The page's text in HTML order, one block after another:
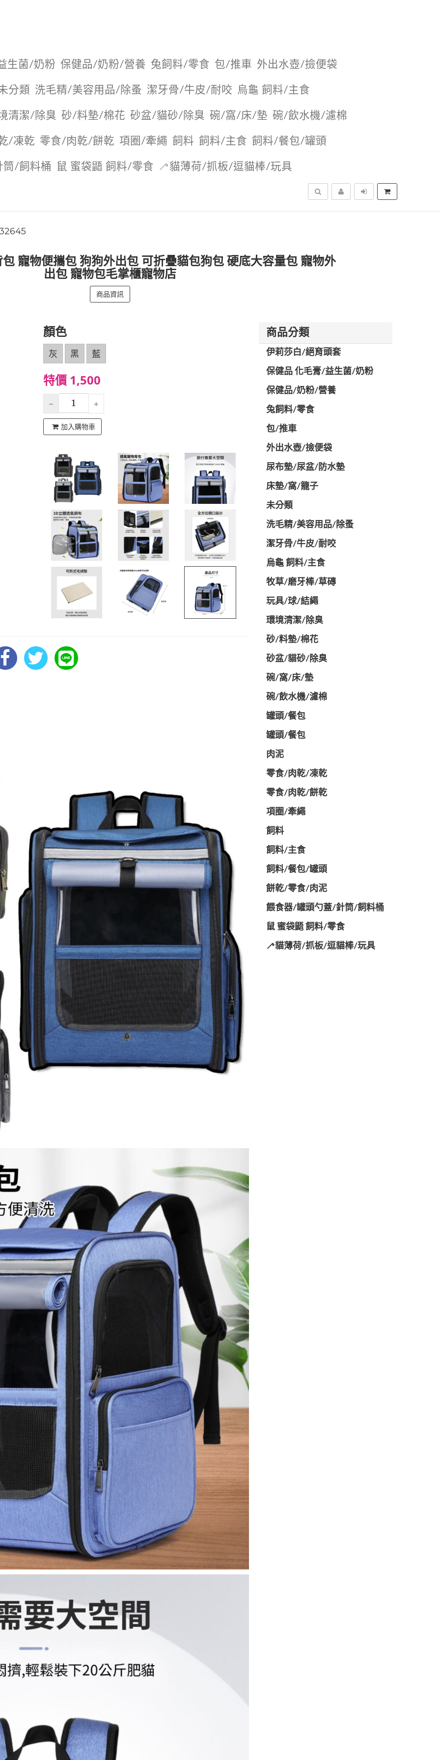
生菌/奶粉 保健品/奶粉/營養 兔飼料/零食 包/推車 外出水壺/撿便袋
分類 洗毛精/美容用品/除蚤 潔牙骨/牛皮/耐咬 烏龜 飼料/主食
清潔/除臭 砂/料墊/棉花 砂盆/貓砂/除臭 碗/窩/床/墊 碗/飲水機/濾棉
/凍乾 零食/肉乾/餅乾 項圈/牽繩 飼料 飼料/主食 飼料/餐包/罐頭
筒/飼料桶 鼠 蜜袋鼯 飼料/零食 🦯貓薄荷/抓板/逗貓棒/玩具
搜尋
寵物便攜包 狗狗外出包 可折疊貓包狗包 硬底大容量包 寵物外
出包 寵物包毛掌櫃寵物店
商品資訊
顏色
灰 黑 藍
特價 1,500
加入購物車
商品分類
伊莉莎白/絕育頭套
保健品 化毛膏/益生菌/奶粉
保健品/奶粉/營養
兔飼料/零食
包/推車
外出水壺/撿便袋
尿布墊/尿盆/防水墊
️床墊/窩/籠子
未分類
洗毛精/美容用品/除蚤
潔牙骨/牛皮/耐咬
烏龜 飼料/主食
牧草/磨牙棒/草磚
玩具/球/結繩
環境清潔/除臭
砂/料墊/棉花
砂盆/貓砂/除臭
碗/窩/床/墊
碗/飲水機/濾棉
罐頭/餐包
罐頭/餐包
肉泥
零食/肉乾/凍乾
零食/肉乾/餅乾
項圈/牽繩
飼料
飼料/主食
飼料/餐包/罐頭
餅乾/零食/肉泥
餵食器/罐頭勺蓋/針筒/飼料桶
鼠 蜜袋鼯 飼料/零食
🦯貓薄荷/抓板/逗貓棒/玩具